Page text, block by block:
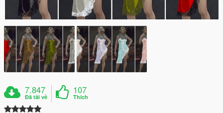
7.847
Đã tải về
107
Thích